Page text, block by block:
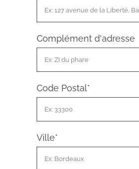
Complément d'adresse
Code Postal*
Ville*